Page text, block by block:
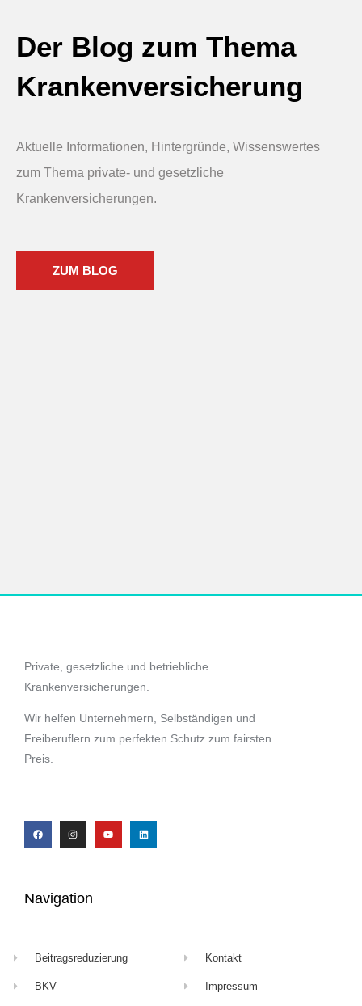
Der Blog zum Thema
Krankenversicherung
Aktuelle Informationen, Hintergründe, Wissenswertes
zum Thema private- und gesetzliche
Krankenversicherungen.
ZUM BLOG
Private, gesetzliche und betriebliche
Krankenversicherungen.
Wir helfen Unternehmern, Selbständigen und
Freiberuflern zum perfekten Schutz zum fairsten
Preis.
Navigation
Beitragsreduzierung
BKV
Kontakt
Impressum